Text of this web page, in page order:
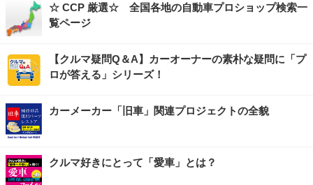
☆ CCP 厳選☆ 全国各地の自動車プロショップ検索一
覧ページ
【クルマ疑問Q＆A】カーオーナーの素朴な疑問に「プ
ロが答える」シリーズ！
カーメーカー「旧車」関連プロジェクトの全貌
クルマ好きにとって「愛車」とは？